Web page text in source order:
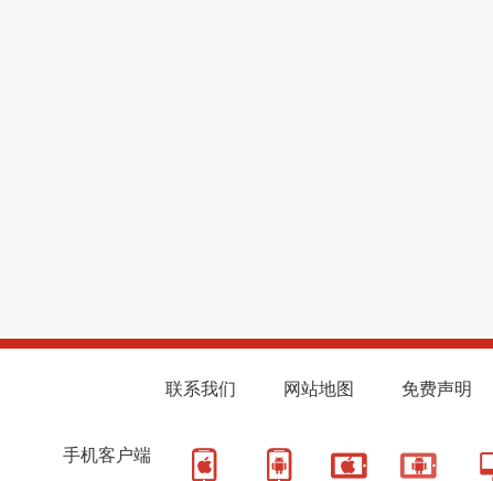
联系我们 网站地图 免费声明
手机客户端